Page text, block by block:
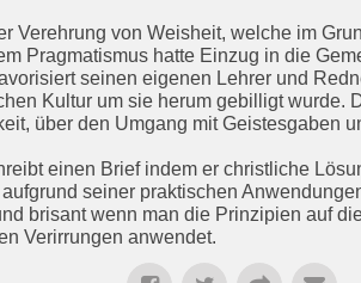
Verehrung von Weisheit, welche im
Pragmatismus hatte Einzug in die
seinen eigenen Lehrer und
Kultur um sie herum gebilligt wurde.
über den Umgang mit Geistesgaben
einen Brief indem er christliche
seiner praktischen
brisant wenn man die Prinzipien auf
Verirrungen anwendet.